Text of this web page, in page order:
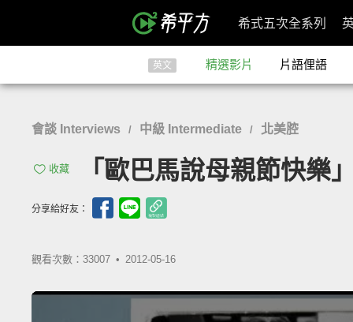
希式五次全系列
英文 精選影片 片語俚語
會談 Interviews / 中級 Intermediate / 北美腔
收藏 「歐巴馬說母親節快
分享給好友：
觀看次數：33007 • 2012-05-16